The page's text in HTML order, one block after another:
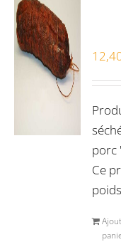
Volaille
Panier
Poste
Retrait à
(0)
porc
Ce